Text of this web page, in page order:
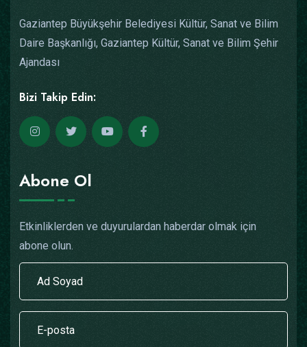
Gaziantep Büyükşehir Belediyesi Kültür, Sanat ve Bilim
Daire Başkanlığı, Gaziantep Kültür, Sanat ve Bilim Şehir
Ajandası
Bizi Takip Edin:
Abone Ol
Etkinliklerden ve duyurulardan haberdar olmak için
abone olun.